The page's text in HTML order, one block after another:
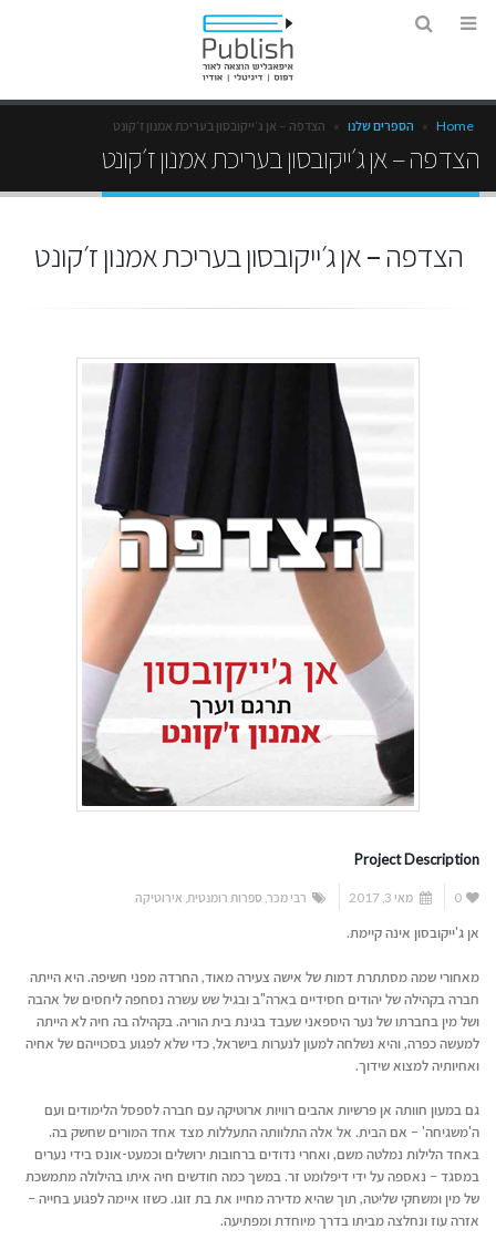
Home
» הספרים שלנו » הצדפה – אן ג׳ייקובסון בעריכת אמנון ז׳קונט
הצדפה – אן ג׳ייקובסון בעריכת אמנון ז׳קונט
הצדפה – אן ג׳ייקובסון בעריכת אמנון ז׳קונט
Project Description
0 מאי 3, 2017 רבי מכר ספרות רומנטית אירוטיקה
אן ג'ייקובסון אינה קיימת.
מאחורי שמה מסתתרת דמות של אישה צעירה מאוד, החרדה מפני חשיפה. היא הייתה
חברה בקהילה של יהודים חסידיים בארה"ב ובגיל שש עשרה נסחפה ליחסים של אהבה
ושל מין בחברתו של נער היספאני שעבד בגינת בית הוריה. בקהילה בה חיה לא הייתה
למעשה כפרה, והיא נשלחה למעון לנערות בישראל, כדי שלא לפגוע בסכוייהם של אחיה
ואחיותיה למצוא שידוך.
גם במעון חוותה אן פרשיות אהבים רוויות ארוטיקה עם חברה לספסל הלימודים ועם
ה'משגיחה' – אם הבית. אל אלה התלוותה התעללות מצד אחד המורים שחשק בה.
באחד הלילות נמלטה משם, ואחרי נדודים ברחובות ירושלים וכמעט-אונס בידי נערים
במסגד – נאספה על ידי דיפלומט זר. במשך כמה חודשים חיה איתו בהילולה מתמשכת
של מין ומשחקי שליטה, תוך שהיא מדירה מחייו את בת זוגו. כשזו איימה לפגוע בחייה –
אזרה עוז ונחלצה מביתו בדרך מיוחדת ומפתיעה.